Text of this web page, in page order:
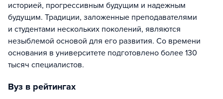
историей, прогрессивным будущим и надежным
будущим. Традиции, заложенные преподавателями
и студентами нескольких поколений, являются
незыблемой основой для его развития. Со времени
основания в университете подготовлено более 130
тысяч специалистов.
Вуз в рейтингах